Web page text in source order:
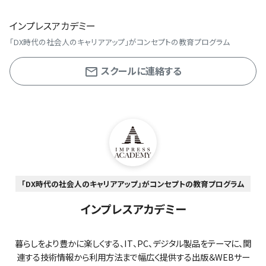
インプレスアカデミー
「DX時代の社会人のキャリアアップ」がコンセプトの教育プログラム
スクールに連絡する
「DX時代の社会人のキャリアアップ」がコンセプトの教育プログラム
インプレスアカデミー
暮らしをより豊かに楽しくする、IT、PC、デジタル製品をテーマに、関
連する技術情報から利用方法まで幅広く提供する出版＆WEBサー